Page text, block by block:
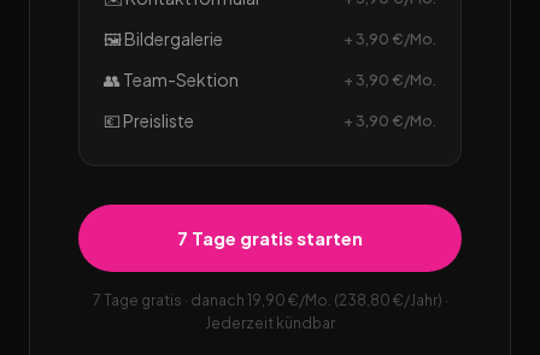
🖼️ Bildergalerie + 3,90 €/Mo.
👥 Team-Sektion + 3,90 €/Mo.
💶 Preisliste + 3,90 €/Mo.
7 Tage gratis starten
7 Tage gratis · danach 19,90 €/Mo. (238,80 €/Jahr) ·
Jederzeit kündbar